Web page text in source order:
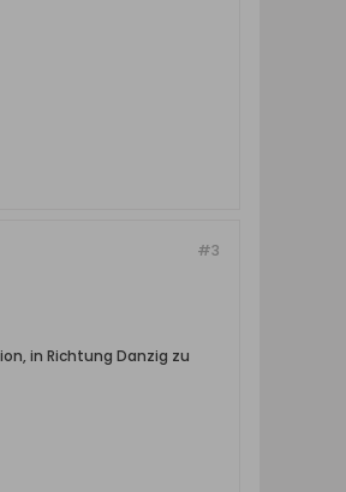
#3
in Richtung Danzig zu